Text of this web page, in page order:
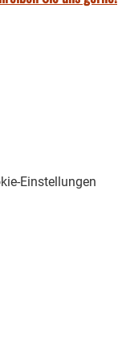
Einstellungen